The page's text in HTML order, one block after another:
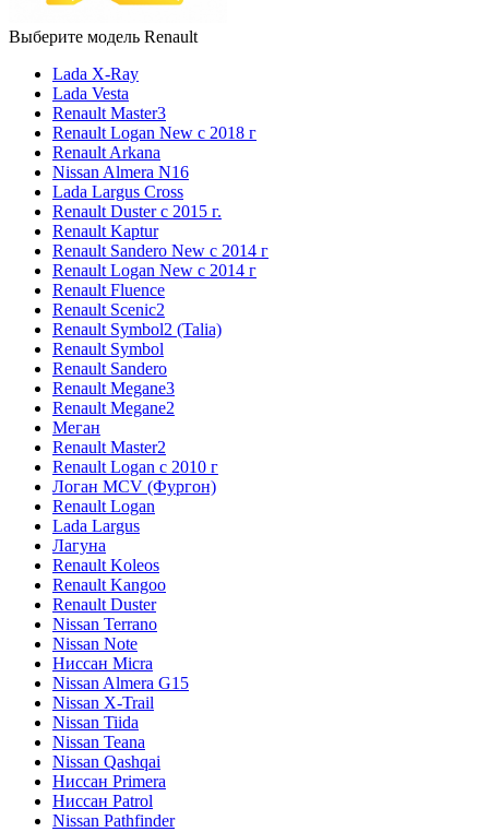
Выберите модель Renault
Lada X-Ray
Lada Vesta
Renault Master3
Renault Logan New с 2018 г
Renault Arkana
Nissan Almera N16
Lada Largus Cross
Renault Duster с 2015 г.
Renault Kaptur
Renault Sandero New с 2014 г
Renault Logan New с 2014 г
Renault Fluence
Renault Scenic2
Renault Symbol2 (Talia)
Renault Symbol
Renault Sandero
Renault Megane3
Renault Megane2
Меган
Renault Master2
Renault Logan c 2010 г
Логан МСV (Фургон)
Renault Logan
Lada Largus
Лагуна
Renault Koleos
Renault Kangoo
Renault Duster
Nissan Terrano
Nissan Note
Ниссан Micra
Nissan Almera G15
Nissan X-Trail
Nissan Tiida
Nissan Teana
Nissan Qashqai
Ниссан Primera
Ниссан Patrol
Nissan Pathfinder